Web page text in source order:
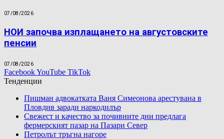
07/08/2026
НОИ започва изплащането на августовските
пенсии
07/08/2026
FacebookYouTube TikTok
Тенденции
Пишман адвокатката Ваня Симеонова арестувана в
Пловдив заради наркодилър
Свежест и качество за почивните дни предлага
фермерският пазар на Пазари Север
Петролът тръгна нагоре